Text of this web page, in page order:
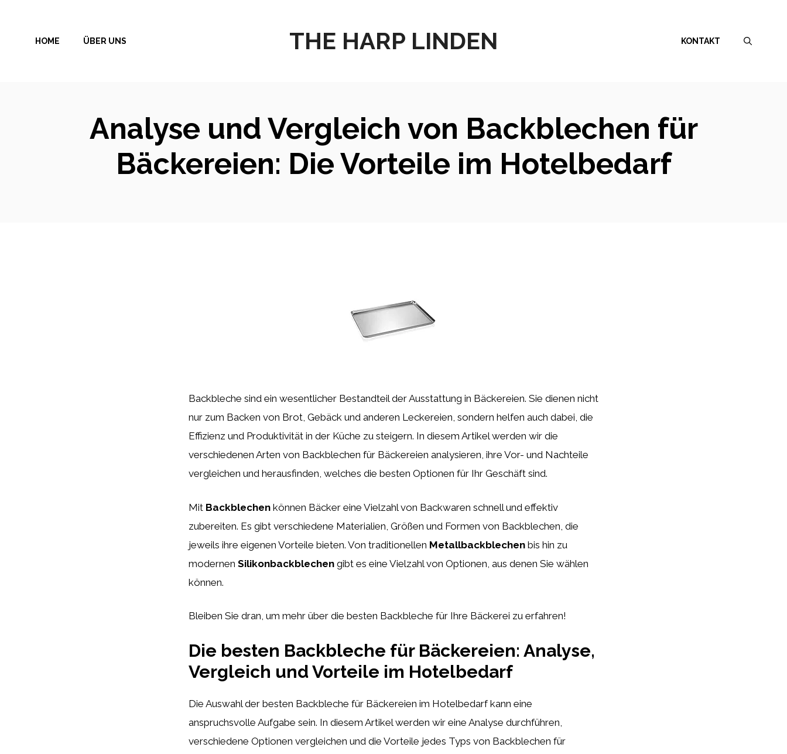
springen
THE HARP LINDEN
HOME ÜBER UNS KONTAKT
Analyse und Vergleich von Backblechen für
Bäckereien: Die Vorteile im Hotelbedarf
Backbleche sind ein wesentlicher Bestandteil der Ausstattung in Bäckereien. Sie dienen nicht
nur zum Backen von Brot, Gebäck und anderen Leckereien, sondern helfen auch dabei, die
Effizienz und Produktivität in der Küche zu steigern. In diesem Artikel werden wir die
verschiedenen Arten von Backblechen für Bäckereien analysieren, ihre Vor- und Nachteile
vergleichen und herausfinden, welches die besten Optionen für Ihr Geschäft sind.
Mit Backblechen können Bäcker eine Vielzahl von Backwaren schnell und effektiv
zubereiten. Es gibt verschiedene Materialien, Größen und Formen von Backblechen, die
jeweils ihre eigenen Vorteile bieten. Von traditionellen Metallbackblechen bis hin zu
modernen Silikonbackblechen gibt es eine Vielzahl von Optionen, aus denen Sie wählen
können.
Bleiben Sie dran, um mehr über die besten Backbleche für Ihre Bäckerei zu erfahren!
Die besten Backbleche für Bäckereien: Analyse,
Vergleich und Vorteile im Hotelbedarf
Die Auswahl der besten Backbleche für Bäckereien im Hotelbedarf kann eine
anspruchsvolle Aufgabe sein. In diesem Artikel werden wir eine Analyse durchführen,
verschiedene Optionen vergleichen und die Vorteile jedes Typs von Backblechen für